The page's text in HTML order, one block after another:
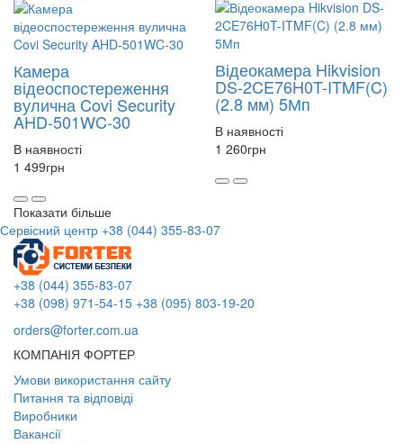
Камера
відеоспостереження
вулична Covi Security
AHD-501WC-30
В наявності
1 499грн
Відеокамера Hikvision
DS-2CE76H0T-ITMF(C)
(2.8 мм) 5Мп
В наявності
1 260грн
Показати більше
Сервісний центр +38 (044) 355-83-07
+38 (044) 355-83-07
+38 (098) 971-54-15 +38 (095) 803-19-20
orders@forter.com.ua
КОМПАНІЯ ФОРТЕР
Умови використання сайту
Питання та відповіді
Виробники
Вакансії